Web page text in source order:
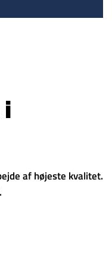
af højeste kvalitet.